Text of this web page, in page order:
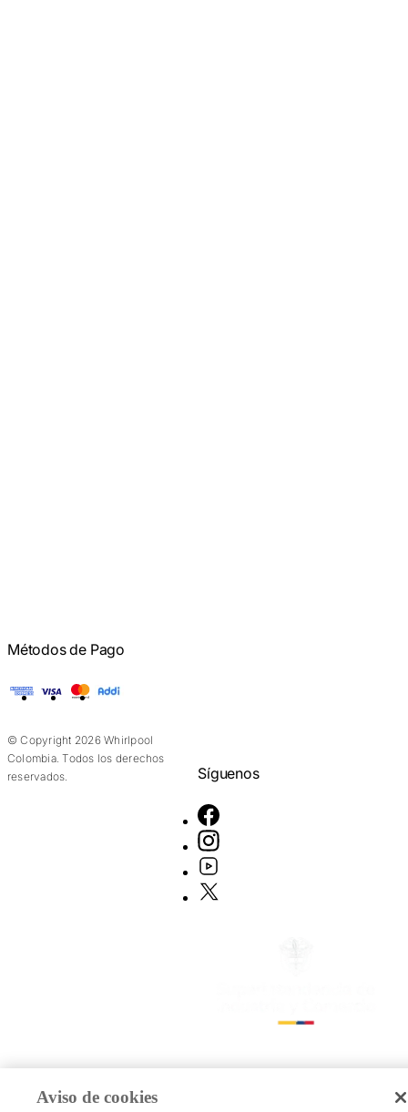
Métodos de Pago
American Express
Visa Mastercard
© Copyright 2026 Whirlpool
Colombia. Todos los derechos
reservados.
Síguenos
Aviso de cookies